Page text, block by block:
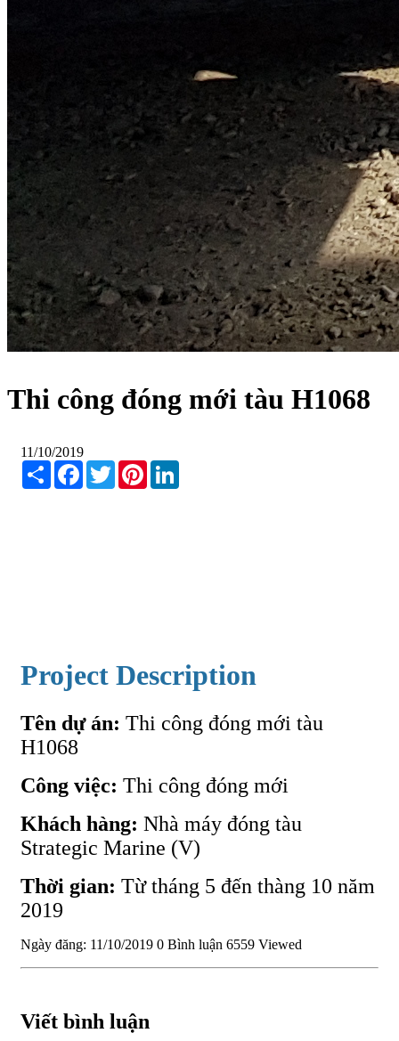
Thi công đóng mới tàu H1068
11/10/2019
Share Facebook
TwitterPinterest
Project Description
Tên dự án: Thi công đóng mới tàu
H1068
Công việc: Thi công đóng mới
Khách hàng: Nhà máy đóng tàu
Strategic Marine (V)
Thời gian: Từ tháng 5 đến thàng 10 năm
2019
Ngày đăng: 11/10/2019 0 Bình luận 6559 Viewed
Viết bình luận